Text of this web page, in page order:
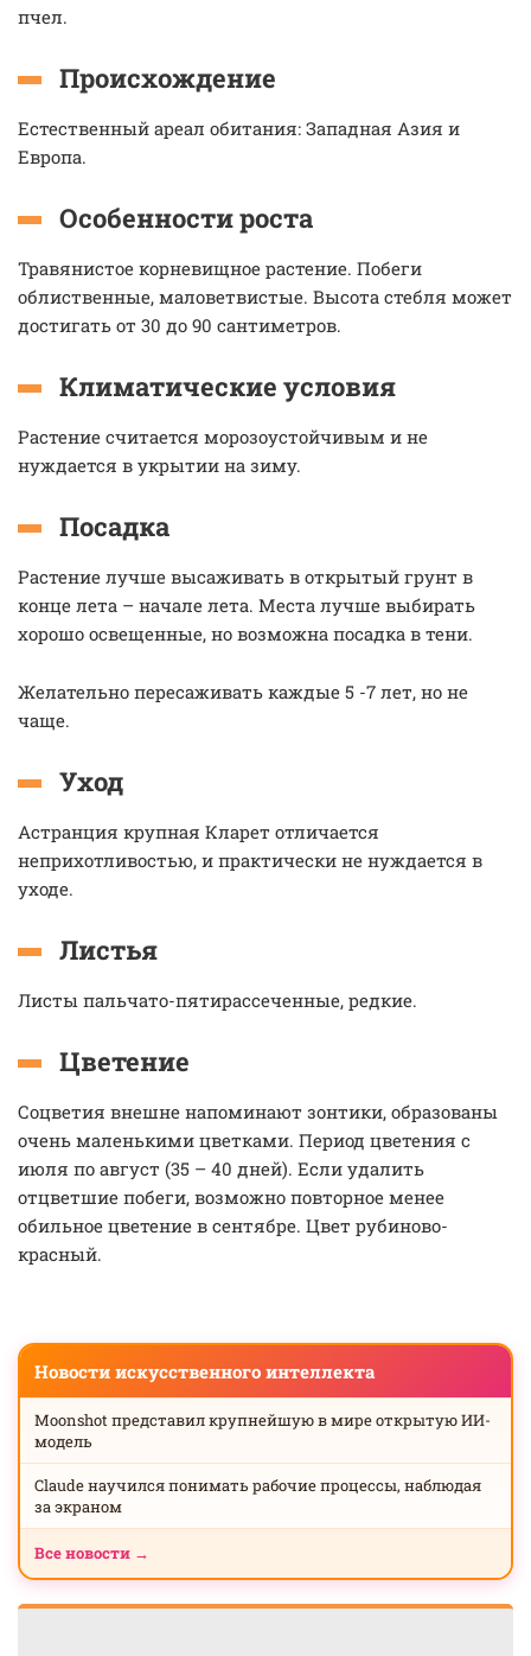
пчел.
Происхождение
Естественный ареал обитания: Западная Азия и
Европа.
Особенности роста
Травянистое корневищное растение. Побеги
облиственные, маловетвистые. Высота стебля может
достигать от 30 до 90 сантиметров.
Климатические условия
Растение считается морозоустойчивым и не
нуждается в укрытии на зиму.
Посадка
Растение лучше высаживать в открытый грунт в
конце лета – начале лета. Места лучше выбирать
хорошо освещенные, но возможна посадка в тени.
Желательно пересаживать каждые 5 -7 лет, но не
чаще.
Уход
Астранция крупная Кларет отличается
неприхотливостью, и практически не нуждается в
уходе.
Листья
Листы пальчато-пятирассеченные, редкие.
Цветение
Соцветия внешне напоминают зонтики, образованы
очень маленькими цветками. Период цветения с
июля по август (35 – 40 дней). Если удалить
отцветшие побеги, возможно повторное менее
обильное цветение в сентябре. Цвет рубиново-
красный.
Новости искусственного интеллекта
Moonshot представил крупнейшую в мире открытую ИИ-
модель
Claude научился понимать рабочие процессы, наблюдая
за экраном
Все новости →